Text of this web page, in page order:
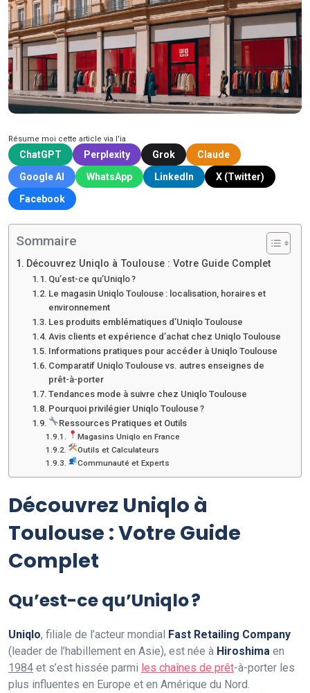
Résume moi cette article via l'ia
ChatGPT Perplexity Grok
Claude
Google AI
WhatsApp LinkedIn
X (Twitter)
Facebook
Sommaire
Découvrez Uniqlo à Toulouse : Votre Guide Complet
Qu’est-ce qu’Uniqlo ?
Le magasin Uniqlo Toulouse : localisation, horaires et
environnement
Les produits emblématiques d’Uniqlo Toulouse
Avis clients et expérience d’achat chez Uniqlo Toulouse
Informations pratiques pour accéder à Uniqlo Toulouse
Comparatif Uniqlo Toulouse vs. autres enseignes de
prêt-à-porter
Tendances mode à suivre chez Uniqlo Toulouse
Pourquoi privilégier Uniqlo Toulouse ?
Ressources Pratiques et Outils
Magasins Uniqlo en France
Outils et Calculateurs
Communauté et Experts
Découvrez Uniqlo à
Toulouse : Votre Guide
Complet
Qu’est-ce qu’Uniqlo ?
Uniqlo, filiale de l’acteur mondial Fast Retailing Company
(leader de l’habillement en Asie), est née à Hiroshima en
1984 et s’est hissée parmi les chaînes de prêt-à-porter les
plus influentes en Europe et en Amérique du Nord.